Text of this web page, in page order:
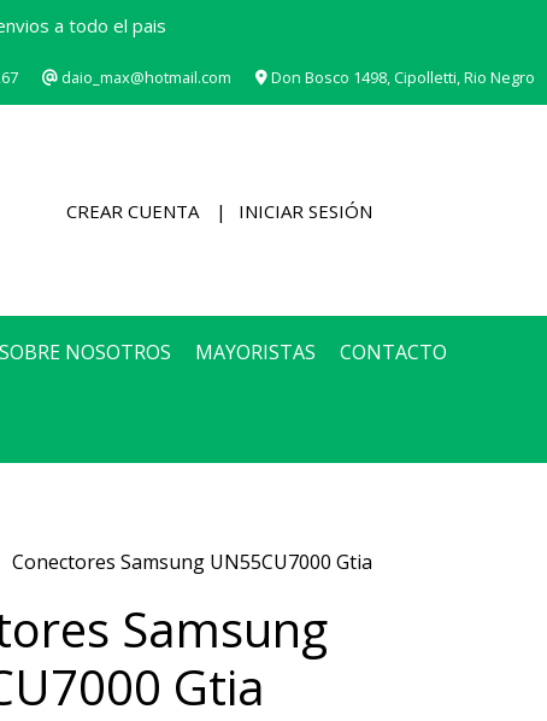
a todo el pais
daio_max@hotmail.com Don Bosco 1498, Cipolletti, Rio Negro
CREAR CUENTA INICIAR SESIÓN
SOBRE NOSOTROS MAYORISTAS CONTACTO
Conectores Samsung UN55CU7000 Gtia
Samsung
Gtia